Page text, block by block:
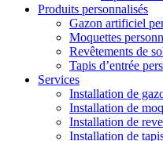
Produits personnalisés
Gazon artificiel
Moquettes
Revêtements de
Tapis d’entrée
Services
Installation de
Installation de
Installation de
Installation de